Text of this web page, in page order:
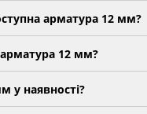
арматура 12 мм?
12 мм?
у наявності?